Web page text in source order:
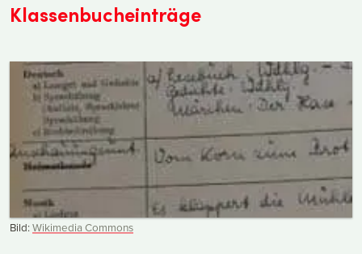
Klassenbucheinträge
Bild:Wikimedia Commons